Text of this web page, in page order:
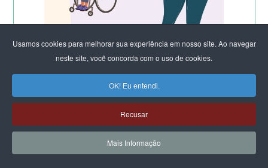
Usamos cookies para melhorar sua experiência em nosso site. Ao navegar
neste site, você concorda com o uso de cookies.
OK! Eu entendi.
Recusar
Mais Informação